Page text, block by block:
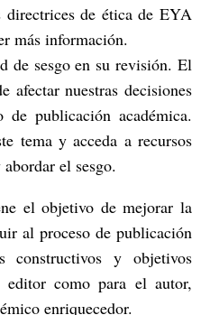
directrices de ética de EYA
más información.
de sesgo en su revisión. El
afectar nuestras decisiones
publicación académica.
tema y acceda a recursos
el sesgo.
el objetivo de mejorar la
al proceso de publicación
constructivos y objetivos
editor como para el autor,
enriquecedor.